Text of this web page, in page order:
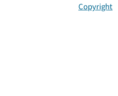
Copyright